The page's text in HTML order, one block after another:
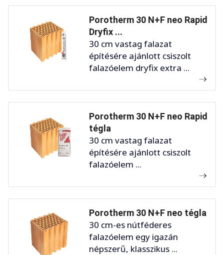
Porotherm 30 N+F neo Rapid
Dryfix ...
30 cm vastag falazat
építésére ajánlott csiszolt
falazóelem dryfix extra ...
Porotherm 30 N+F neo Rapid
tégla
30 cm vastag falazat
építésére ajánlott csiszolt
falazóelem ...
Porotherm 30 N+F neo tégla
30 cm-es nútféderes
falazóelem egy igazán
népszerű, klasszikus ...